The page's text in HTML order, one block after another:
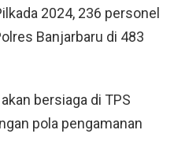
2024, 236 personel
Banjarbaru di 483
bersiaga di TPS
pola pengamanan